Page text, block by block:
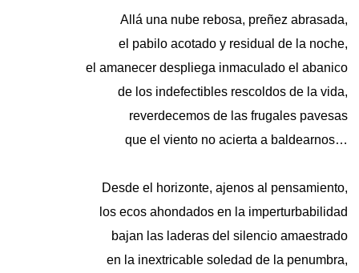
Allá una nube rebosa, preñez abrasada,
el pabilo acotado y residual de la noche,
el amanecer despliega inmaculado el abanico
de los indefectibles rescoldos de la vida,
reverdecemos de las frugales pavesas
que el viento no acierta a baldearnos…
Desde el horizonte, ajenos al pensamiento,
los ecos ahondados en la imperturbabilidad
bajan las laderas del silencio amaestrado
en la inextricable soledad de la penumbra,